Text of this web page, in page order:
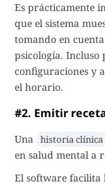
Es prácticamente
que el sistema
tomando en
psicología. Incluso
configuraciones y
el horario.
#2. Emitir
Una historia clínica
en salud mental a
El software facilita